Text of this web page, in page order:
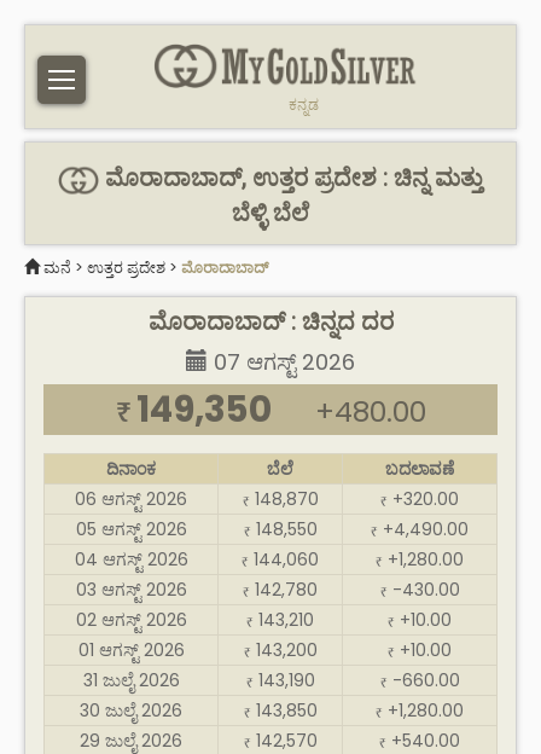
ಕನ್ನಡ
ಮೊರಾದಾಬಾದ್, ಉತ್ತರ ಪ್ರದೇಶ : ಚಿನ್ನ ಮತ್ತು
ಬೆಳ್ಳಿ ಬೆಲೆ
ಮನೆ > ಉತ್ತರ ಪ್ರದೇಶ > ಮೊರಾದಾಬಾದ್
ಮೊರಾದಾಬಾದ್ : ಚಿನ್ನದ ದರ
07 ಆಗಸ್ಟ್ 2026
₹ 149,350 +480.00
ದಿನಾಂಕ ಬೆಲೆ
ಬದಲಾವಣೆ
06 ಆಗಸ್ಟ್ 2026
₹ 148,870 ₹ +320.00
05 ಆಗಸ್ಟ್ 2026
₹ 148,550 ₹ +4,490.00
04 ಆಗಸ್ಟ್ 2026
₹ 144,060 ₹ +1,280.00
03 ಆಗಸ್ಟ್ 2026
₹ 142,780 ₹ -430.00
02 ಆಗಸ್ಟ್ 2026
₹ 143,210 ₹ +10.00
01 ಆಗಸ್ಟ್ 2026
₹ 143,200 ₹ +10.00
31 ಜುಲೈ 2026
₹ 143,190 ₹ -660.00
30 ಜುಲೈ 2026
₹ 143,850 ₹ +1,280.00
29 ಜುಲೈ 2026
₹ 142,570 ₹ +540.00